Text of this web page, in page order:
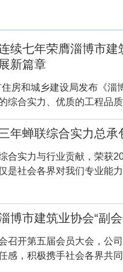
续七年荣膺淄博市
新篇章
房和城乡建设局发布《
综合实力、优质的工程品
年蝉联综合实力总承
合实力与行业贡献，荣获
是社会各界对我们专业能
博市建筑业协会“副
召开第五届会员大会，公
感，积极携手社会各界共